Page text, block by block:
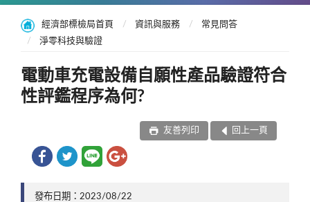
經濟部標檢局首頁 資訊與服務
常見問答
淨零科技與驗證
電動車充電設備自願性產品驗證符合
性評鑑程序為何?
回上一頁
友善列印
發布日期：2023/08/22